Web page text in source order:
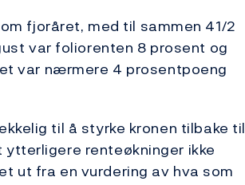
fjoråret, med til sammen 41/2
var foliorenten 8 prosent og
var nærmere 4 prosentpoeng
til å styrke kronen tilbake til
renteøkninger ikke
ut fra en vurdering av hva som